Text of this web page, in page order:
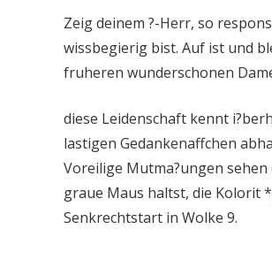
Zeig deinem ?-Herr, so
wissbegierig bist. Auf ist und
fruheren wunderschonen
diese Leidenschaft kennt
lastigen Gedankenaffchen
Voreilige Mutma?ungen
graue Maus haltst, die Kolorit
Senkrechtstart in Wolke 9.